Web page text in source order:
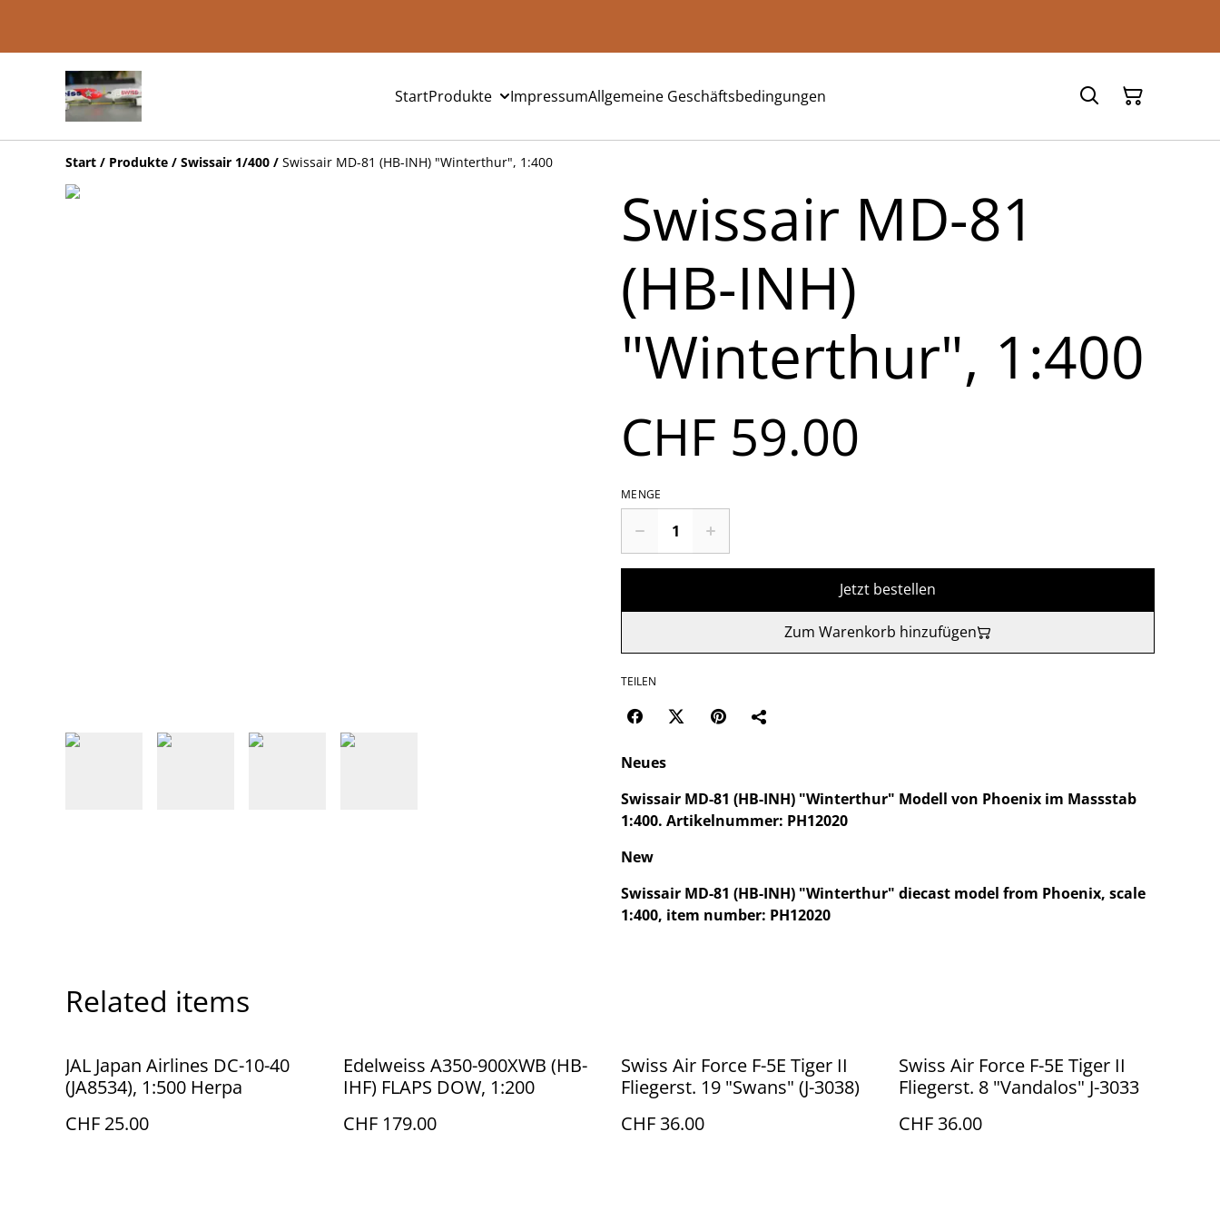
StartProdukte ImpressumAllgemeine Geschäftsbedingungen
Start / Produkte / Swissair 1/400 / Swissair MD-81 (HB-INH) "Winterthur", 1:400
Swissair MD-81
(HB-INH)
"Winterthur", 1:400
CHF 59.00
MENGE
Jetzt bestellen
Zum Warenkorb hinzufügen
TEILEN
Neues
Swissair MD-81 (HB-INH) "Winterthur" Modell von Phoenix im Massstab
1:400. Artikelnummer: PH12020
New
Swissair MD-81 (HB-INH) "Winterthur" diecast model from Phoenix, scale
1:400, item number: PH12020
Related items
JAL Japan Airlines DC-10-40
(JA8534), 1:500 Herpa
CHF 25.00
Edelweiss A350-900XWB (HB-
IHF) FLAPS DOW, 1:200
CHF 179.00
Swiss Air Force F-5E Tiger II
Fliegerst. 19 "Swans" (J-3038)
CHF 36.00
Swiss Air Force F-5E Tiger II
Fliegerst. 8 "Vandalos" J-3033
CHF 36.00